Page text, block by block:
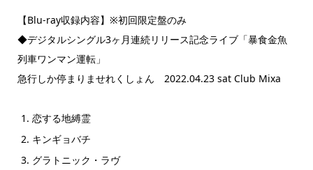
【Blu-ray収録内容】※初回限定盤のみ
◆デジタルシングル3ヶ月連続リリース記念ライブ「暴食金魚
列車ワンマン運転」
急行しか停まりませれくしょん 2022.04.23 sat Club Mixa
恋する地縛霊
キンギョバチ
グラトニック・ラヴ